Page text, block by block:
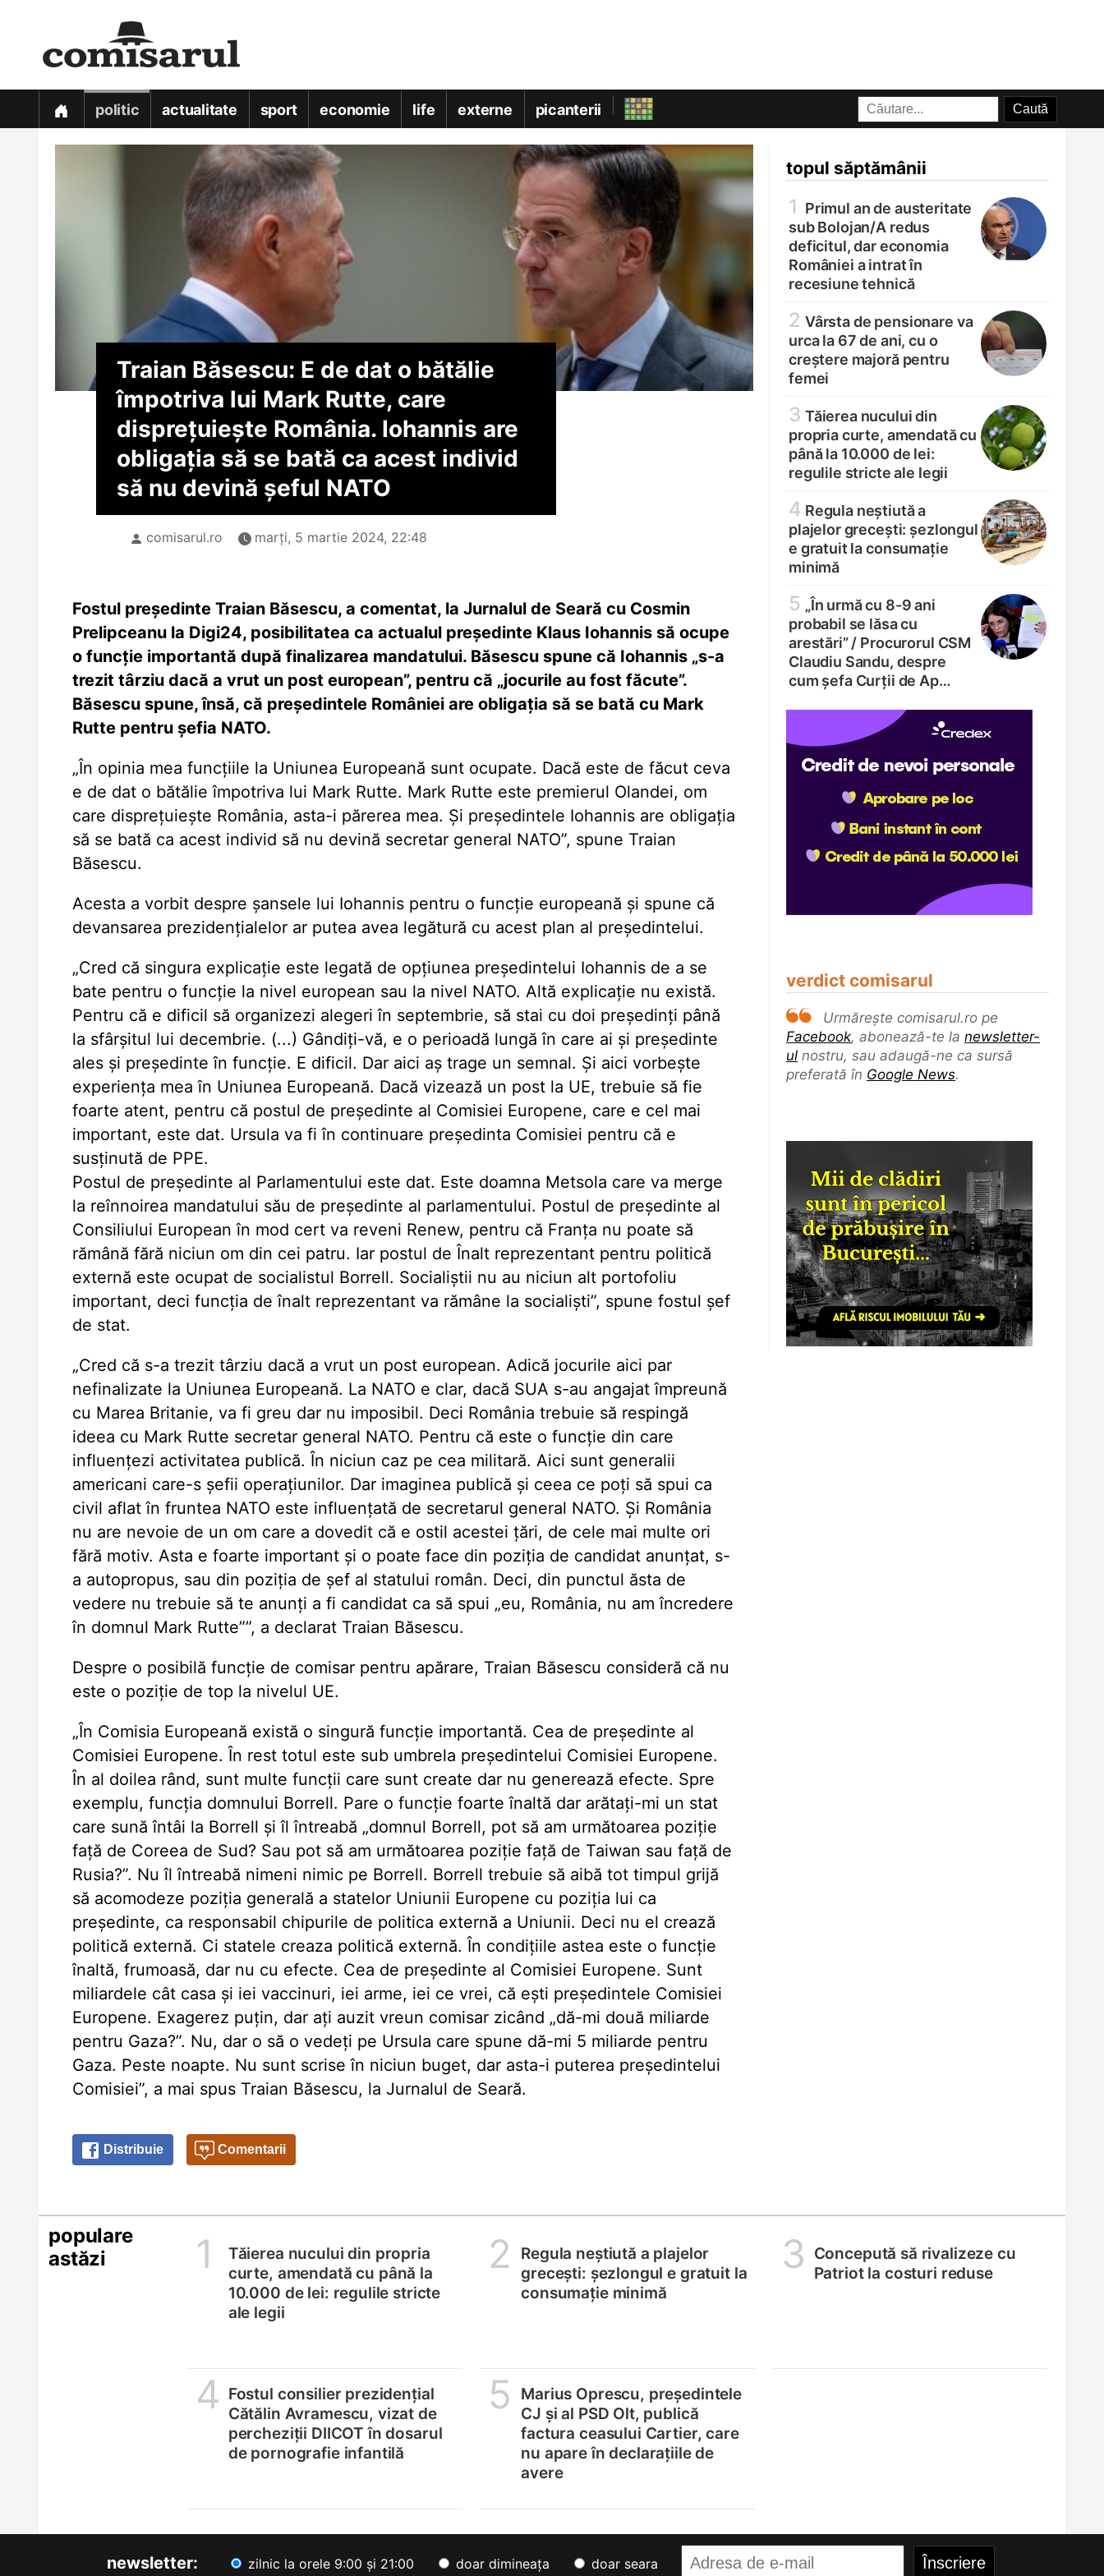
politic actualitate sport economie life externe picanterii
topul săptămânii
1
Primul an de austeritate
sub Bolojan/A redus
deficitul, dar economia
României a intrat în
recesiune tehnică
2 Vârsta de pensionare va
urca la 67 de ani, cu o
creștere majoră pentru
femei
3 Tăierea nucului din
propria curte, amendată cu
până la 10.000 de lei:
regulile stricte ale legii
4 Regula neștiută a
plajelor grecești: șezlongul
e gratuit la consumație
minimă
5 „În urmă cu 8-9 ani
probabil se lăsa cu
arestări” / Procurorul CSM
Claudiu Sandu, despre
cum șefa Curții de Ap…
verdict comisarul
Urmărește comisarul.ro pe
Facebook, abonează-te la newsletter-
ul nostru, sau adaugă-ne ca sursă
preferată în Google News.
Traian Băsescu: E de dat o bătălie
împotriva lui Mark Rutte, care
disprețuiește România. Iohannis are
obligația să se bată ca acest individ
să nu devină șeful NATO
comisarul.ro marți, 5 martie 2024, 22:48
Fostul președinte Traian Băsescu, a comentat, la Jurnalul de Seară cu Cosmin
Prelipceanu la Digi24, posibilitatea ca actualul președinte Klaus Iohannis să ocupe
o funcție importantă după finalizarea mandatului. Băsescu spune că Iohannis „s-a
trezit târziu dacă a vrut un post european”, pentru că „jocurile au fost făcute”.
Băsescu spune, însă, că președintele României are obligația să se bată cu Mark
Rutte pentru șefia NATO.
„În opinia mea funcțiile la Uniunea Europeană sunt ocupate. Dacă este de făcut ceva
e de dat o bătălie împotriva lui Mark Rutte. Mark Rutte este premierul Olandei, om
care disprețuiește România, asta-i părerea mea. Și președintele Iohannis are obligația
să se bată ca acest individ să nu devină secretar general NATO”, spune Traian
Băsescu.
Acesta a vorbit despre șansele lui Iohannis pentru o funcție europeană și spune că
devansarea prezidențialelor ar putea avea legătură cu acest plan al președintelui.
„Cred că singura explicație este legată de opțiunea președintelui Iohannis de a se
bate pentru o funcție la nivel european sau la nivel NATO. Altă explicație nu există.
Pentru că e dificil să organizezi alegeri în septembrie, să stai cu doi președinți până
la sfârșitul lui decembrie. (...) Gândiți-vă, e o perioadă lungă în care ai și președinte
ales și președinte în funcție. E dificil. Dar aici aș trage un semnal. Și aici vorbește
experiența mea în Uniunea Europeană. Dacă vizează un post la UE, trebuie să fie
foarte atent, pentru că postul de președinte al Comisiei Europene, care e cel mai
important, este dat. Ursula va fi în continuare președinta Comisiei pentru că e
susținută de PPE.
Postul de președinte al Parlamentului este dat. Este doamna Metsola care va merge
la reînnoirea mandatului său de președinte al parlamentului. Postul de președinte al
Consiliului European în mod cert va reveni Renew, pentru că Franța nu poate să
rămână fără niciun om din cei patru. Iar postul de Înalt reprezentant pentru politică
externă este ocupat de socialistul Borrell. Socialiștii nu au niciun alt portofoliu
important, deci funcția de înalt reprezentant va rămâne la socialiști”, spune fostul șef
de stat.
„Cred că s-a trezit târziu dacă a vrut un post european. Adică jocurile aici par
nefinalizate la Uniunea Europeană. La NATO e clar, dacă SUA s-au angajat împreună
cu Marea Britanie, va fi greu dar nu imposibil. Deci România trebuie să respingă
ideea cu Mark Rutte secretar general NATO. Pentru că este o funcție din care
influențezi activitatea publică. În niciun caz pe cea militară. Aici sunt generalii
americani care-s șefii operațiunilor. Dar imaginea publică și ceea ce poți să spui ca
civil aflat în fruntea NATO este influențată de secretarul general NATO. Și România
nu are nevoie de un om care a dovedit că e ostil acestei țări, de cele mai multe ori
fără motiv. Asta e foarte important și o poate face din poziția de candidat anunțat, s-
a autopropus, sau din poziția de șef al statului român. Deci, din punctul ăsta de
vedere nu trebuie să te anunți a fi candidat ca să spui „eu, România, nu am încredere
în domnul Mark Rutte””, a declarat Traian Băsescu.
Despre o posibilă funcție de comisar pentru apărare, Traian Băsescu consideră că nu
este o poziție de top la nivelul UE.
„În Comisia Europeană există o singură funcție importantă. Cea de președinte al
Comisiei Europene. În rest totul este sub umbrela președintelui Comisiei Europene.
În al doilea rând, sunt multe funcții care sunt create dar nu generează efecte. Spre
exemplu, funcția domnului Borrell. Pare o funcție foarte înaltă dar arătați-mi un stat
care sună întâi la Borrell și îl întreabă „domnul Borrell, pot să am următoarea poziție
față de Coreea de Sud? Sau pot să am următoarea poziție față de Taiwan sau față de
Rusia?”. Nu îl întreabă nimeni nimic pe Borrell. Borrell trebuie să aibă tot timpul grijă
să acomodeze poziția generală a statelor Uniunii Europene cu poziția lui ca
președinte, ca responsabil chipurile de politica externă a Uniunii. Deci nu el crează
politică externă. Ci statele creaza politică externă. În condițiile astea este o funcție
înaltă, frumoasă, dar nu cu efecte. Cea de președinte al Comisiei Europene. Sunt
miliardele cât casa și iei vaccinuri, iei arme, iei ce vrei, că ești președintele Comisiei
Europene. Exagerez puțin, dar ați auzit vreun comisar zicând „dă-mi două miliarde
pentru Gaza?”. Nu, dar o să o vedeți pe Ursula care spune dă-mi 5 miliarde pentru
Gaza. Peste noapte. Nu sunt scrise în niciun buget, dar asta-i puterea președintelui
Comisiei”, a mai spus Traian Băsescu, la Jurnalul de Seară.
Distribuie Comentarii
populare
astăzi
1
Tăierea nucului din propria
curte, amendată cu până la
10.000 de lei: regulile stricte
ale legii
2
Regula neștiută a plajelor
grecești: șezlongul e gratuit la
consumație minimă
3
Concepută să rivalizeze cu
Patriot la costuri reduse
4 Fostul consilier prezidențial
Cătălin Avramescu, vizat de
percheziții DIICOT în dosarul
de pornografie infantilă
5
Marius Oprescu, președintele
CJ și al PSD Olt, publică
factura ceasului Cartier, care
nu apare în declarațiile de
avere
newsletter: zilnic la orele 9:00 și 21:00 doar dimineața doar seara